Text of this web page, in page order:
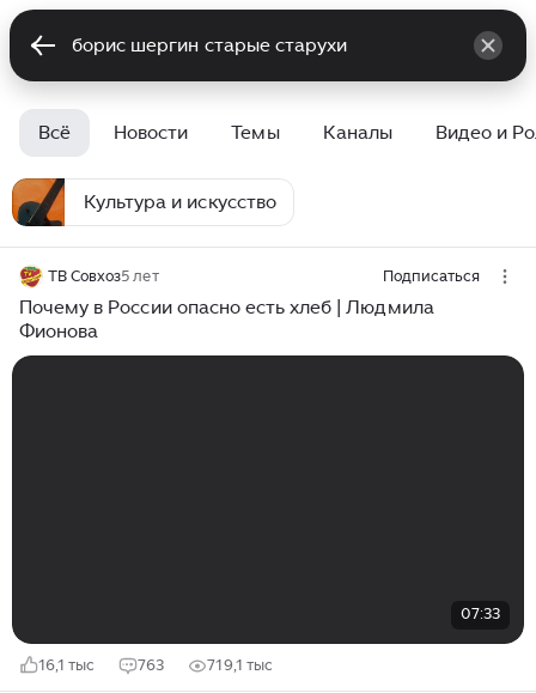
Всё Новости Темы Каналы Видео и
Культура и искусство
ТВ Совхоз5 лет Подписаться
Почему в России опасно есть хлеб | Людмила
Фионова
07:33
16,1 тыс 763 719,1 тыс